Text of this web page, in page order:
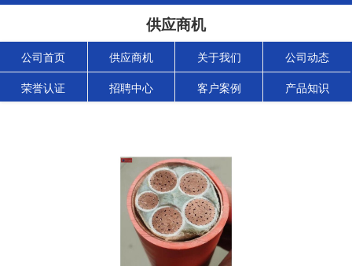
供应商机
公司首页 供应商机 关于我们 公司动态
荣誉认证 招聘中心 客户案例 产品知识